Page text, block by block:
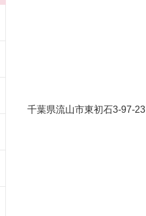
千葉県流山市東初石3-97-23